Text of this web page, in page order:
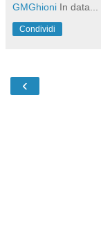
GMGhioni In data...
Condividi
‹